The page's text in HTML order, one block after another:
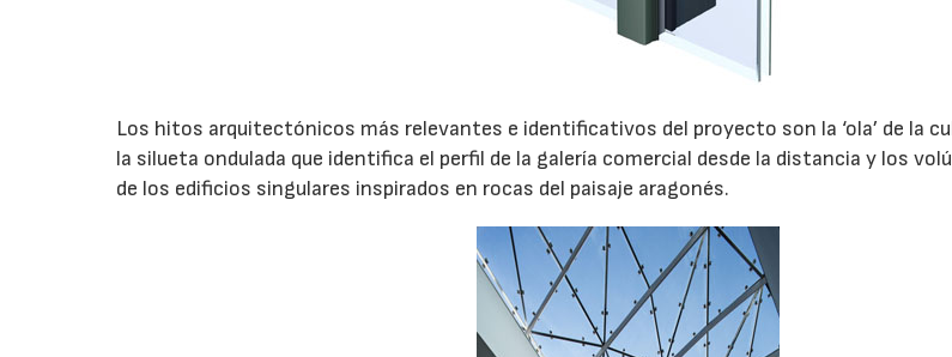
Los hitos arquitectónicos más relevantes e identificativos del proyecto son la ‘ola’ de la
la silueta ondulada que identifica el perfil de la galería comercial desde la distancia y los
de los edificios singulares inspirados en rocas del paisaje aragonés.